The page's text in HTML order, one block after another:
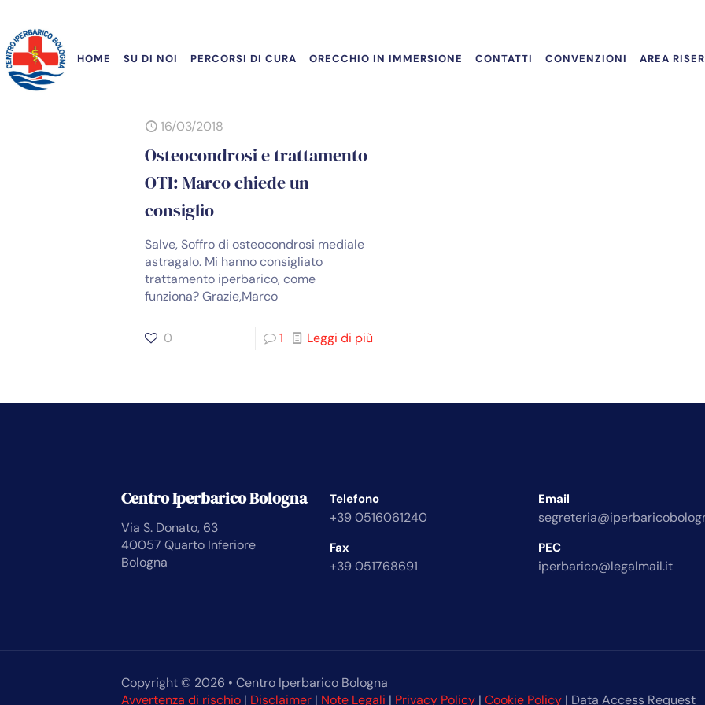
HOME SU DI NOI PERCORSI DI CURA ORECCHIO IN IMMERSIONE CONTATTI CONVENZIONI AREA
16/03/2018
Osteocondrosi e trattamento
OTI: Marco chiede un
consiglio
Salve, Soffro di osteocondrosi mediale
astragalo. Mi hanno consigliato
trattamento iperbarico, come
funziona? Grazie,Marco
0 1 Leggi di più
Centro Iperbarico Bologna
Via S. Donato, 63
40057 Quarto Inferiore
Bologna
Telefono
+39 0516061240
Fax
+39 051768691
Email
PEC
iperbarico@legalmail.it
Copyright © 2026 • Centro Iperbarico Bologna
Avvertenza di rischio | Disclaimer | Note Legali | Privacy Policy | Cookie Policy | Data Access Request